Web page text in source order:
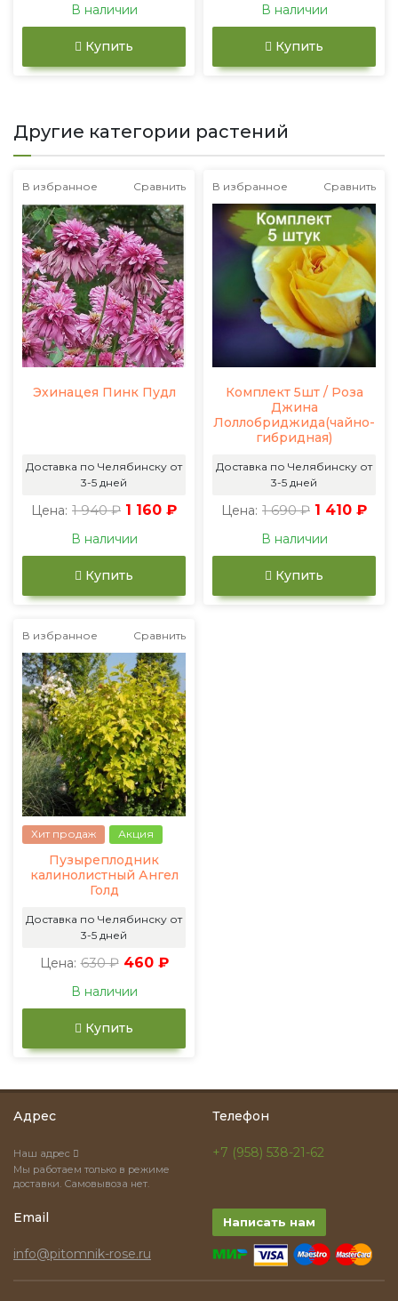
В наличии
Купить
В наличии
Купить
Другие категории растений
В избранное Сравнить
Эхинацея Пинк Пудл
Доставка по Челябинску от
3-5 дней
Цена: 1 940 ₽ 1 160 ₽
В наличии
Купить
В избранное Сравнить
Комплект 5шт / Роза
Джина
Лоллобриджида(чайно-
гибридная)
Доставка по Челябинску от
3-5 дней
Цена: 1 690 ₽ 1 410 ₽
В наличии
Купить
В избранное Сравнить
Хит продаж Акция
Пузыреплодник
калинолистный Ангел
Голд
Доставка по Челябинску от
3-5 дней
Цена: 630 ₽ 460 ₽
В наличии
Купить
Адрес
Наш адрес
Мы работаем только в режиме
доставки. Самовывоза нет.
Телефон
+7 (958) 538-21-62
Email
info@pitomnik-rose.ru
Написать нам